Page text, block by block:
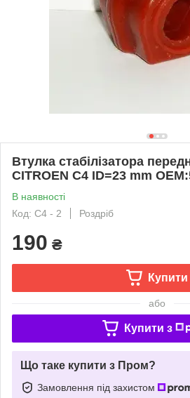
Втулка стабілізатора
CITROEN С4 ID=23 mm
В наявності
Код: С4 - 2
Роздріб
190 ₴
Купити
або
Купити з
Що таке купити з Пром?
Замовлення під захистом